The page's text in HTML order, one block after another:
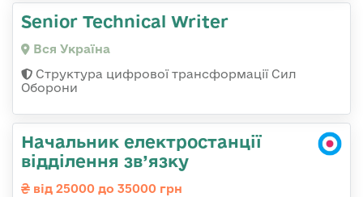
Senior Technical Writer
Вся Україна
Структура цифрової трансформації Сил
Оборони
Начальник електростанції
відділення зв’язку
від 25000 до 35000 грн